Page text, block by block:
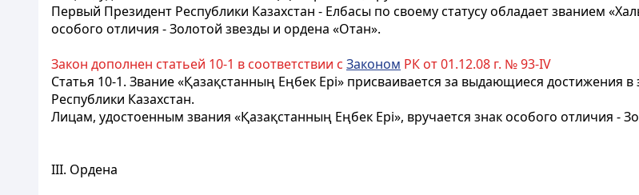
Первый Президент Республики Казахстан - Елбасы по своему статусу обладает званием
особого отличия - Золотой звезды и ордена «Отан».
Закон дополнен статьей 10-1 в соответствии с Законом РК от 01.12.08 г. № 93-IV
Статья 10-1. Звание «Қазақстанның Еңбек Ері» присваивается за выдающиеся достижения
Республики Казахстан.
Лицам, удостоенным звания «Қазақстанның Еңбек Ері», вручается знак особого отличия -
III. Ордена